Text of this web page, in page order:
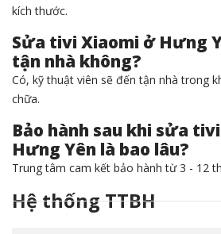
kích thước.
Sửa tivi Xiaomi ở Hưng
tận nhà không?
Có, kỹ thuật viên sẽ đến tận nhà trong
chữa.
Bảo hành sau khi sửa
Hưng Yên là bao lâu?
Trung tâm cam kết bảo hành từ 3 - 12
Hệ thống TTBH